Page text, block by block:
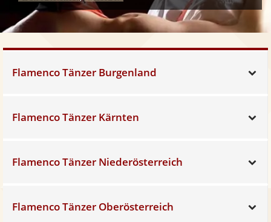
Flamenco Tänzer Burgenland
Flamenco Tänzer Kärnten
Flamenco Tänzer Niederösterreich
Flamenco Tänzer Oberösterreich